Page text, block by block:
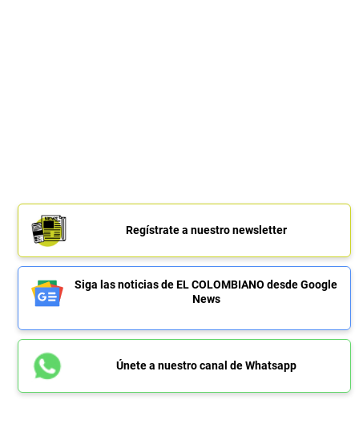
Regístrate a nuestro newsletter
Siga las noticias de EL COLOMBIANO desde Google
News
Únete a nuestro canal de Whatsapp